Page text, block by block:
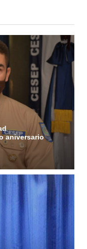
aniversario